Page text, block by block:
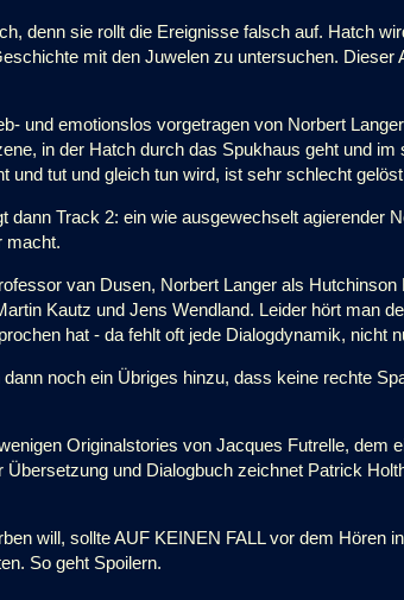
denn sie rollt die Ereignisse falsch auf. Hatch
mit den Juwelen zu untersuchen. Dieser
und emotionslos vorgetragen von Norbert
in der Hatch durch das Spukhaus geht und im
und tut und gleich tun wird, ist sehr schlecht
dann Track 2: ein wie ausgewechselt agierender
macht.
van Dusen, Norbert Langer als
Kautz und Jens Wendland. Leider hört man
hat - da fehlt oft jede Dialogdynamik, nicht
noch ein Übriges hinzu, dass keine rechte
Originalstories von Jacques Futrelle, dem
und Dialogbuch zeichnet Patrick
will, sollte AUF KEINEN FALL vor dem Hören
So geht Spoilern.